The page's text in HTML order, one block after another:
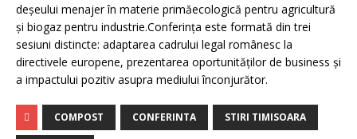
deşeului menajer în materie primăecologică pentru agricultură
şi biogaz pentru industrie.Conferinţa este formată din trei
sesiuni distincte: adaptarea cadrului legal românesc la
directivele europene, prezentarea oportunităţilor de business şi
a impactului pozitiv asupra mediului înconjurător.
COMPOST CONFERINTA STIRI TIMISOARA